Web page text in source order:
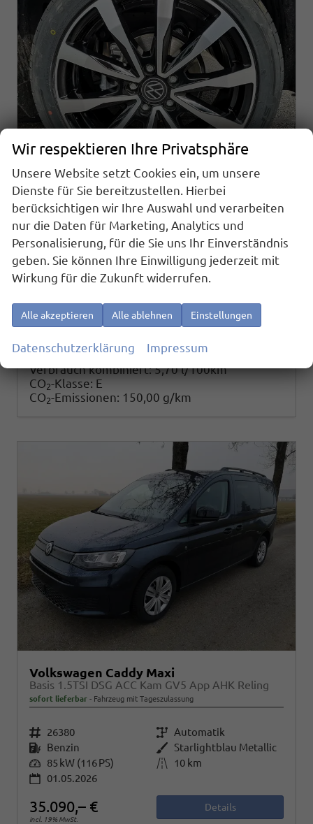
Volkswagen Caddy Maxi
sofort lieferbar Fahrzeug mit Tageszulassung
Fahrzeugnr. 25534 GetriebeSchaltgetriebe
KraftstoffDiesel AußenfarbeStarlightblau Metallic
01.04.2026
incl. 19% MwSt.
Verbrauch kombiniert:5,70 l/100km
CO2-Klasse: E
CO2-Emissionen: 150,00 g/km
Volkswagen Caddy Maxi
Basis 1.5TSI DSG ACC Kam GV5 App AHK Reling
sofort lieferbar Fahrzeug mit Tageszulassung
Fahrzeugnr. 26380 Getriebe Automatik
Kraftstoff Benzin Außenfarbe Starlightblau Metallic
Leistung 85 kW (116 PS) Kilometerstand
10 km
01.05.2026
35.090,– €
incl. 19% MwSt.
Details
Wir respektieren Ihre Privatsphäre
Unsere Website setzt Cookies ein, um unsere
Dienste für Sie bereitzustellen. Hierbei
berücksichtigen wir Ihre Auswahl und verarbeiten
nur die Daten für Marketing, Analytics und
Personalisierung, für die Sie uns Ihr Einverständnis
geben. Sie können Ihre Einwilligung jederzeit mit
Wirkung für die Zukunft widerrufen.
Alle akzeptieren Alle ablehnen Einstellungen
Datenschutzerklärung Impressum